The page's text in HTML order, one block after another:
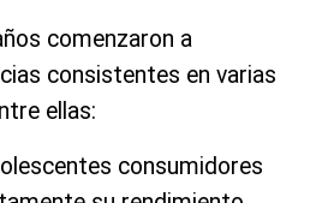
comenzaron a
consistentes en varias
ellas:
consumidores